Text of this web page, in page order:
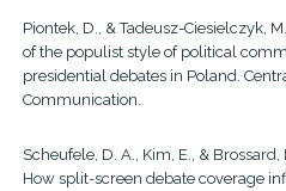
Piontek, D., & Tadeusz-Ciesielczyk,
of the populist style of political
presidential debates in Poland.
Communication.
Scheufele, D. A., Kim, E., &
How split-screen debate coverage